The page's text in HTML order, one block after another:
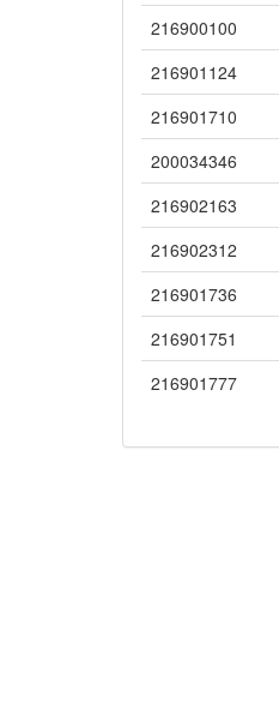
216900100
216901124
216901710
200034346
216902163
216902312
216901736
216901751
216901777